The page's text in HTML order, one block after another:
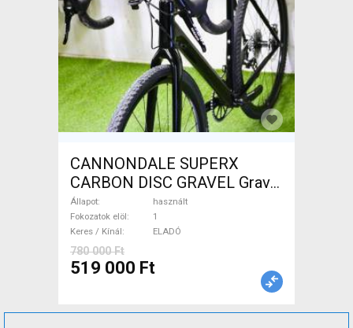
CANNONDALE SUPERX
CARBON DISC GRAVEL Gravel
/ CX tárcsafék használt
ELADÓ
Állapot
használt
Fokozatok elöl
1
Keres / Kínál
ELADÓ
780 000 Ft
519 000 Ft